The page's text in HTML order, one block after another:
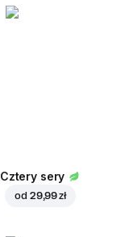
Cztery sery
od 29,99 zł